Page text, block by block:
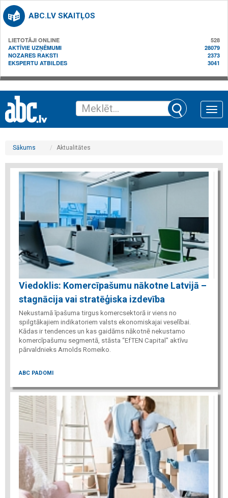
ABC.LV SKAITĻOS
LIETOTĀJI ONLINE
528
AKTĪVIE UZŅĒMUMI
28079
NOZARES RAKSTI
2373
EKSPERTU ATBILDES
3041
Toggle
Sākums Aktualitātes
Viedoklis: Komercīpašumu nākotne Latvijā –
stagnācija vai stratēģiska izdevība
Nekustamā īpašuma tirgus komercsektorā ir viens no
spilgtākajiem indikatoriem valsts ekonomiskajai veselībai.
Kādas ir tendences un kas gaidāms nākotnē nekustamo
komercīpašumu segmentā, stāsta “EfTEN Capital” aktīvu
pārvaldnieks Arnolds Romeiko.
ABC PADOMI